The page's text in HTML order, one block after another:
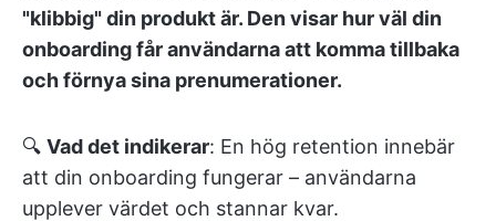
"klibbig" din produkt är. Den visar hur väl din
onboarding får användarna att komma tillbaka
och förnya sina prenumerationer.
🔍 Vad det indikerar: En hög retention innebär
att din onboarding fungerar – användarna
upplever värdet och stannar kvar.